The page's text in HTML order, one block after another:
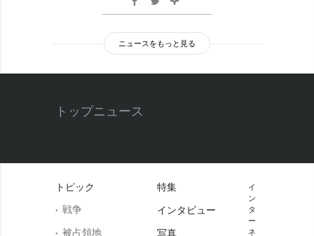
ニュースをもっと見る
トップニュース
トピック
戦争
被占領地
特集
インタビュー
写真
イ
ン
タ
ー
ネ